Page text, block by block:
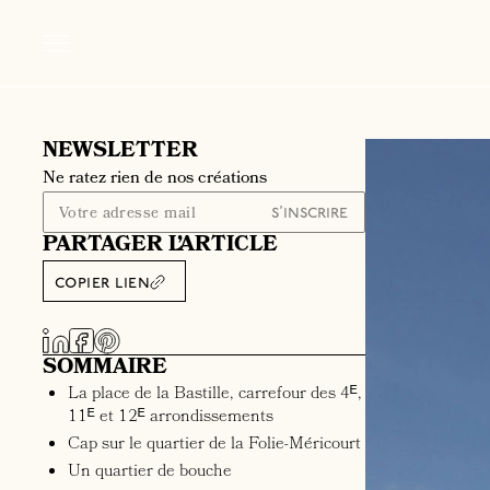
NEWSLETTER
Ne ratez rien de nos créations
PARTAGER L’ARTICLE
copier lien
SOMMAIRE
La place de la Bastille, carrefour des 4ᴱ,
11ᴱ et 12ᴱ arrondissements
Cap sur le quartier de la Folie-Méricourt
Un quartier de bouche